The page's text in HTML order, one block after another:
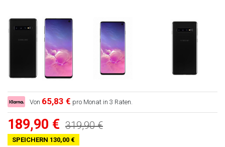
Von 65,83 € pro Monat in 3 Raten.
189,90 € 319,90 €
SPEICHERN 130,00 €